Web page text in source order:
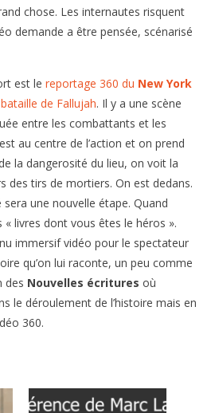
chose. Les internautes risquent
demande a être pensée, scénarisé
est lereportage 360 du New York
de Fallujah. Il y a une scène
entre les combattants et les
au centre de l’action et on prend
la dangerosité du lieu, on voit la
des tirs de mortiers. On est dedans.
sera une nouvelle étape. Quand
« livres dont vous êtes le héros ».
immersif vidéo pour le spectateur
qu’on lui raconte, un peu comme
des Nouvelles écritures où
le déroulement de l’histoire mais en
360.